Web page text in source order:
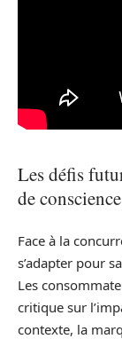
Les défis
de
Face à la
s’adapter pour
Les
critique sur
contexte, la